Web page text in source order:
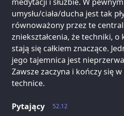
umysłu/ciała/ducha jest tak
równoważony przez te
zniekształcenia, że techniki, o
stają się całkiem znaczące.
jego tajemnica jest
Zawsze zaczyna i kończy się
technice.
52.12
Pytający